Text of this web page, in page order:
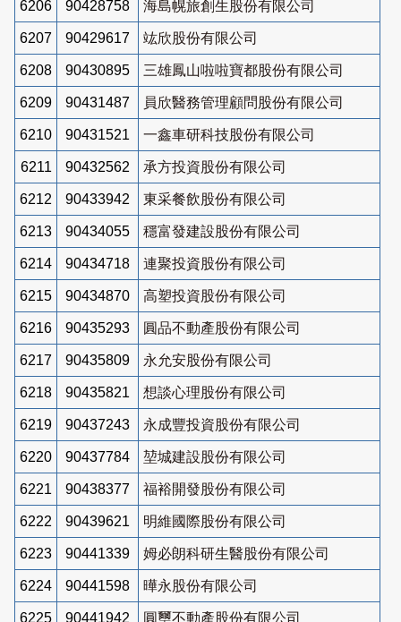
6206 90428758 海島幌旅創生股份有限公司
6207 90429617 竑欣股份有限公司
6208 90430895 三雄鳳山啦啦寶都股份有限公司
6209 90431487 員欣醫務管理顧問股份有限公司
6210 90431521 一鑫車研科技股份有限公司
6211 90432562 承方投資股份有限公司
6212 90433942 東采餐飲股份有限公司
6213 90434055 穩富發建設股份有限公司
6214 90434718 連聚投資股份有限公司
6215 90434870 高塑投資股份有限公司
6216 90435293 圓品不動產股份有限公司
6217 90435809 永允安股份有限公司
6218 90435821 想談心理股份有限公司
6219 90437243 永成豐投資股份有限公司
6220 90437784 堃城建設股份有限公司
6221 90438377 福裕開發股份有限公司
6222 90439621 明維國際股份有限公司
6223 90441339 姆必朗科研生醫股份有限公司
6224 90441598 曄永股份有限公司
6225 90441942 圓璽不動產股份有限公司